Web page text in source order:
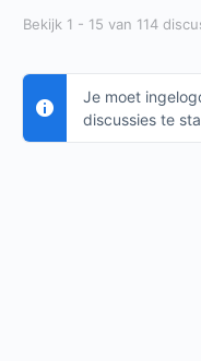
Bekijk 1 - 15 van 114
Je moet
discussies te